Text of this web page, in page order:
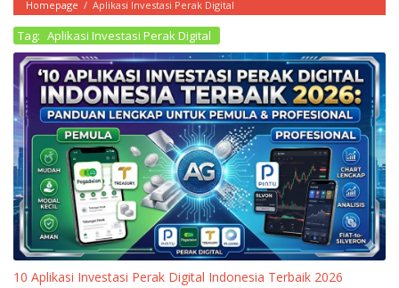
Homepage / Aplikasi Investasi Perak Digital
Tag: Aplikasi Investasi Perak Digital
10 Aplikasi Investasi Perak Digital Indonesia Terbaik 2026